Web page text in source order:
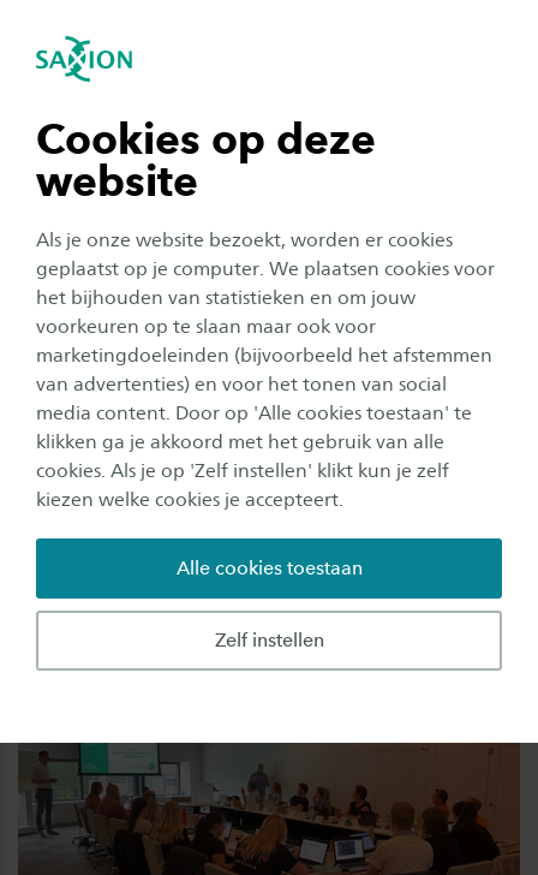
Cookies op deze
website
Als je onze website bezoekt, worden er cookies
geplaatst op je computer. We plaatsen cookies voor
het bijhouden van statistieken en om jouw
voorkeuren op te slaan maar ook voor
marketingdoeleinden (bijvoorbeeld het afstemmen
van advertenties) en voor het tonen van social
media content. Door op 'Alle cookies toestaan' te
klikken ga je akkoord met het gebruik van alle
cookies. Als je op 'Zelf instellen' klikt kun je zelf
kiezen welke cookies je accepteert.
Zelf instellen
Alle cookies toestaan
Navigatie openen
tonen
tonen
tonen
tonen
sluiten
Testimonials
Alle ervaringen
HiTex-project: ‘Je moet samenwerken om te
kunnen innoveren’